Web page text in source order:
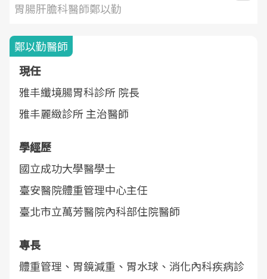
胃腸肝膽科醫師鄭以勤
鄭以勤醫師
現任
雅丰纖境腸胃科診所 院長
雅丰麗緻診所 主治醫師
學經歷
國立成功大學醫學士
臺安醫院體重管理中心主任
臺北市立萬芳醫院內科部住院醫師
專長
體重管理、胃鏡減重、胃水球、消化內科疾病診